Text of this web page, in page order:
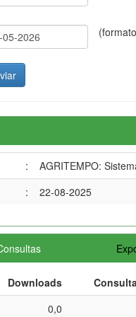
:
AGRITEMPO:
: 22-08-2025
Downloads
0,0